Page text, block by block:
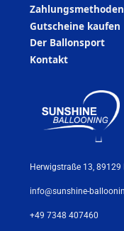
Zahlungsmethoden
Gutscheine kaufen
Der Ballonsport
Kontakt
Herwigstraße 13, 89129
info@sunshine-
+49 7348 407460